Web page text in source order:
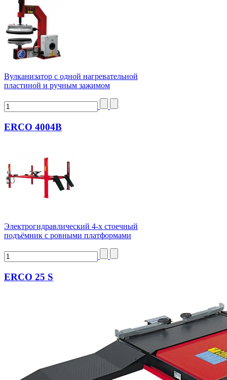
Вулканизатор с одной нагревательной
пластиной и ручным зажимом
ERCO 4004B
Электрогидравлический 4-х стоечный
подъёмник с ровными платформами
ERCO 25 S